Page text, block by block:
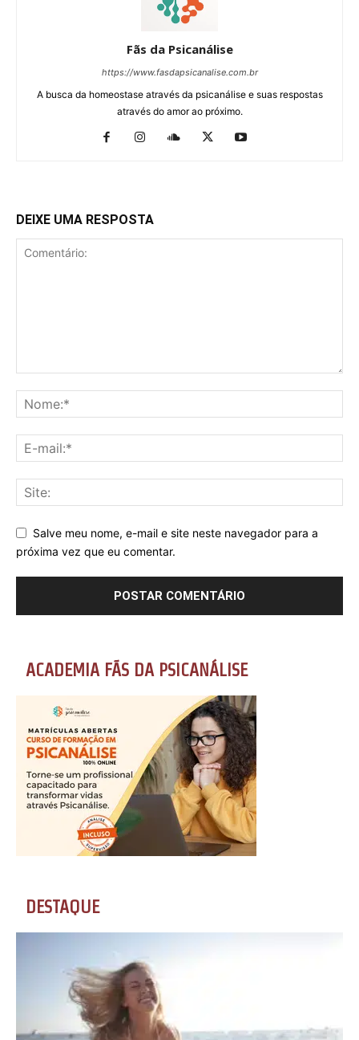
Fãs da Psicanálise
https://www.fasdapsicanalise.com.br
A busca da homeostase através da psicanálise e suas respostas
através do amor ao próximo.
DEIXE UMA RESPOSTA
Salve meu nome, e-mail e site neste navegador para a
próxima vez que eu comentar.
ACADEMIA FÃS DA PSICANÁLISE
DESTAQUE